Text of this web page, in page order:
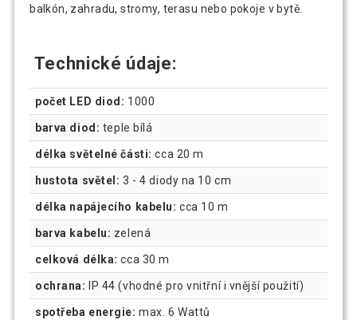
balkón, zahradu, stromy, terasu nebo pokoje v bytě.
Technické údaje:
počet LED diod: 1000
barva diod: teple bílá
délka světelné části: cca 20 m
hustota světel: 3 - 4 diody na 10 cm
délka napájecího kabelu: cca 10 m
barva kabelu: zelená
celková délka: cca 30 m
ochrana: IP 44 (vhodné pro vnitřní i vnější použití)
spotřeba energie: max. 6 Wattů